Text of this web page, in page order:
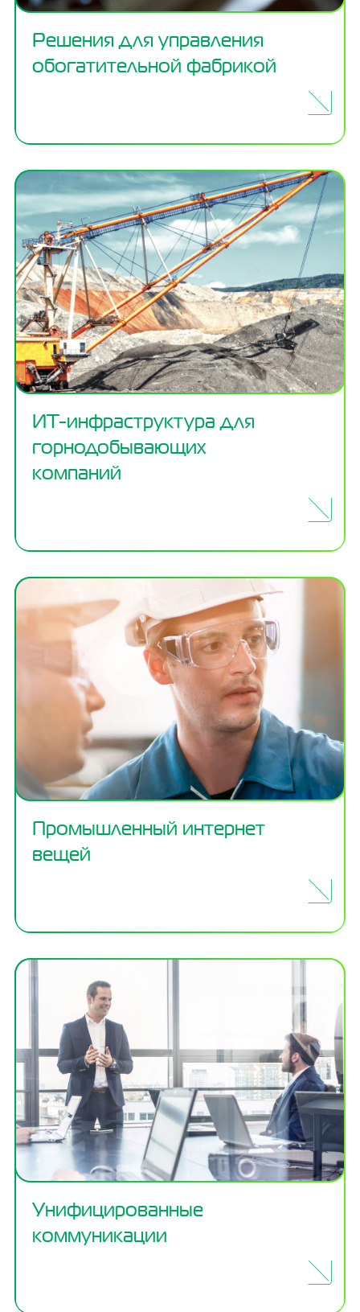
Решения для управления
обогатительной фабрикой
ИТ-инфраструктура для
горнодобывающих
компаний
Промышленный интернет
вещей
Унифицированные
коммуникации